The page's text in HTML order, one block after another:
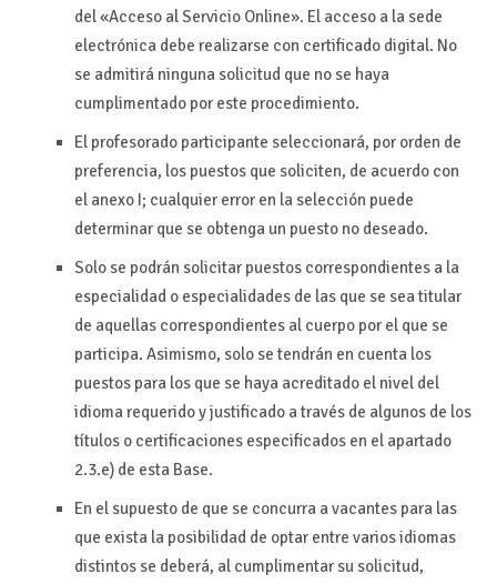
del «Acceso al Servicio Online». El acceso a la sede
electrónica debe realizarse con certificado digital. No
se admitirá ninguna solicitud que no se haya
cumplimentado por este procedimiento.
El profesorado participante seleccionará, por orden de
preferencia, los puestos que soliciten, de acuerdo con
el anexo I; cualquier error en la selección puede
determinar que se obtenga un puesto no deseado.
Solo se podrán solicitar puestos correspondientes a la
especialidad o especialidades de las que se sea titular
de aquellas correspondientes al cuerpo por el que se
participa. Asimismo, solo se tendrán en cuenta los
puestos para los que se haya acreditado el nivel del
idioma requerido y justificado a través de algunos de los
títulos o certificaciones especificados en el apartado
2.3.e) de esta Base.
En el supuesto de que se concurra a vacantes para las
que exista la posibilidad de optar entre varios idiomas
distintos se deberá, al cumplimentar su solicitud,